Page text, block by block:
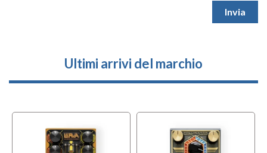
Ultimi arrivi del marchio